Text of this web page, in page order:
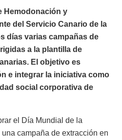
Hemodonación y
del Servicio Canario de la
días varias campañas de
a la plantilla de
El objetivo es
e integrar la iniciativa como
social corporativa de
el Día Mundial de la
campaña de extracción en